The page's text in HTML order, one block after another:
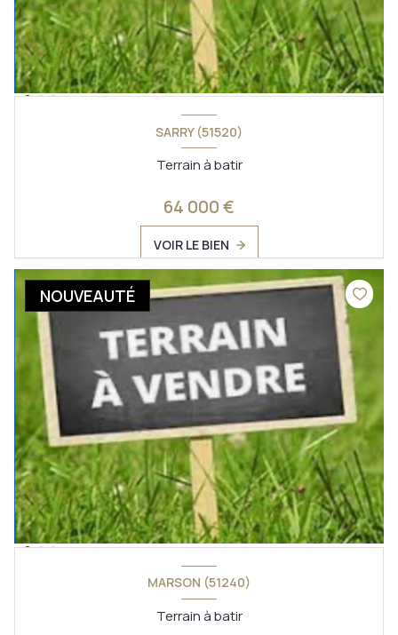
SARRY (51520)
Terrain à batir
64 000 €
VOIR LE BIEN
NOUVEAUTÉ
MARSON (51240)
Terrain à batir